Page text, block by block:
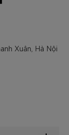
Xuân, Hà Nội